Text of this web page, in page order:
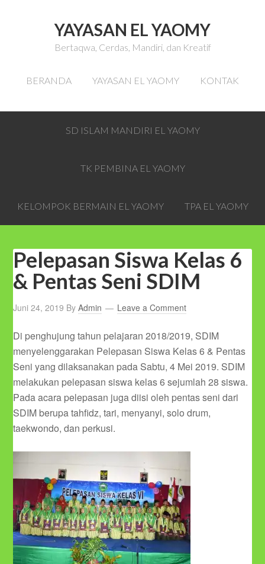
YAYASAN EL YAOMY
Bertaqwa, Cerdas, Mandiri, dan Kreatif
BERANDA YAYASAN EL YAOMY KONTAK
SD ISLAM MANDIRI EL YAOMY
TK PEMBINA EL YAOMY
KELOMPOK BERMAIN EL YAOMY TPA EL YAOMY
Pelepasan Siswa Kelas 6
& Pentas Seni SDIM
Juni 24, 2019 ByAdmin Leave a Comment
Di penghujung tahun pelajaran 2018/2019, SDIM
menyelenggarakan Pelepasan Siswa Kelas 6 & Pentas
Seni yang dilaksanakan pada Sabtu, 4 Mei 2019. SDIM
melakukan pelepasan siswa kelas 6 sejumlah 28 siswa.
Pada acara pelepasan juga diisi oleh pentas seni dari
SDIM berupa tahfidz, tari, menyanyi, solo drum,
taekwondo, dan perkusi.